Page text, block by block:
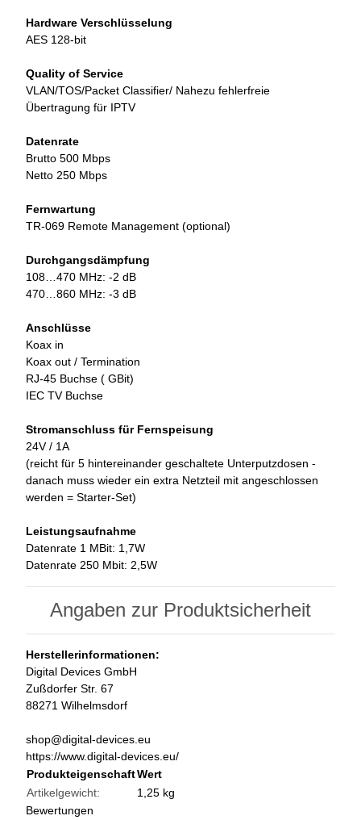
Hardware Verschlüsselung
AES 128-bit
Quality of Service
VLAN/TOS/Packet Classifier/ Nahezu fehlerfreie
Übertragung für IPTV
Datenrate
Brutto 500 Mbps
Netto 250 Mbps
Fernwartung
TR-069 Remote Management (optional)
Durchgangsdämpfung
108…470 MHz: -2 dB
470…860 MHz: -3 dB
Anschlüsse
Koax in
Koax out / Termination
RJ-45 Buchse ( GBit)
IEC TV Buchse
Stromanschluss für Fernspeisung
24V / 1A
(reicht für 5 hintereinander geschaltete Unterputzdosen -
danach muss wieder ein extra Netzteil mit angeschlossen
werden = Starter-Set)
Leistungsaufnahme
Datenrate 1 MBit: 1,7W
Datenrate 250 Mbit: 2,5W
Angaben zur Produktsicherheit
Herstellerinformationen:
Digital Devices GmbH
Zußdorfer Str. 67
88271 Wilhelmsdorf
shop@digital-devices.eu
https://www.digital-devices.eu/
ProdukteigenschaftWert
Artikelgewicht:
1,25 kg
Bewertungen